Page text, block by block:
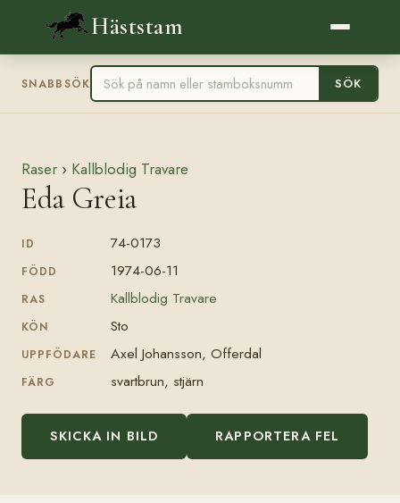
Häststam
SNABBSÖK SÖK
Raser › Kallblodig Travare
Eda Greia
ID 74-0173
FÖDD 1974-06-11
RAS Kallblodig Travare
KÖN Sto
UPPFÖDARE Axel Johansson, Offerdal
FÄRG svartbrun, stjärn
SKICKA IN BILD RAPPORTERA FEL